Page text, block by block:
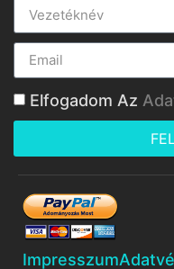
Elfogadom Az
Impresszum